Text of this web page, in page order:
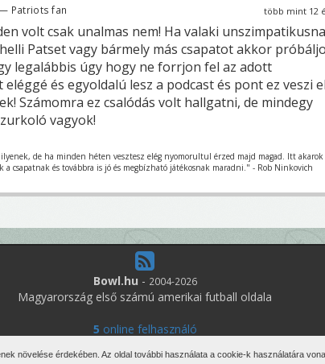
több mint 12
Patriots fan
volt csak unalmas nem! Ha valaki
Patset vagy bármely más csapatot akkor
legalábbis úgy hogy ne forrjon fel az adott
és egyoldalú lesz a podcast és pont ez veszi
Számomra ez csalódás volt hallgatni, de mindegy
vagyok!
de ha minden héten vesztesz elég nyomorultul érzed majd magad. Itt akarok
csapatnak és továbbra is jó és megbízható játékosnak maradni." - Rob Ninkovich
Bowl.hu - 2004-2026
Magyarország első számú amerikai futball oldala
5 online felhasználó
növelése érdekében. Az oldal további használata a cookie-k használatára